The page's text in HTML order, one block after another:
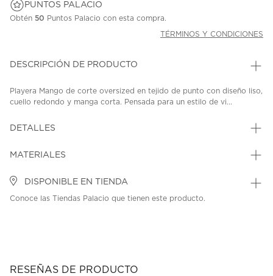
PUNTOS PALACIO
Obtén 50 Puntos Palacio con esta compra.
TÉRMINOS Y CONDICIONES
DESCRIPCIÓN DE PRODUCTO
Playera Mango de corte oversized en tejido de punto con diseño liso,
cuello redondo y manga corta. Pensada para un estilo de vi...
DETALLES
MATERIALES
DISPONIBLE EN TIENDA
Conoce las Tiendas Palacio que tienen este producto.
RESEÑAS DE PRODUCTO